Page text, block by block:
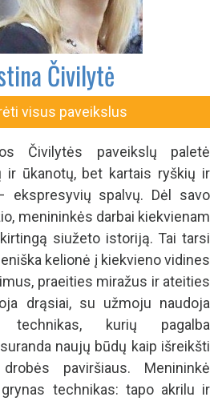
Čivilytė
visus paveikslus
Čivilytės paveikslų paletė
ir ūkanotų, bet kartais ryškių ir
ekspresyvių spalvų. Dėl savo
menininkės darbai kiekvienam
siužeto istoriją. Tai tarsi
kelionė į kiekvieno vidines
praeities miražus ir ateities
drąsiai, su užmoju naudoja
technikas, kurių pagalba
naujų būdų kaip išreikšti
paviršiaus. Menininkė
technikas: tapo akrilu ir